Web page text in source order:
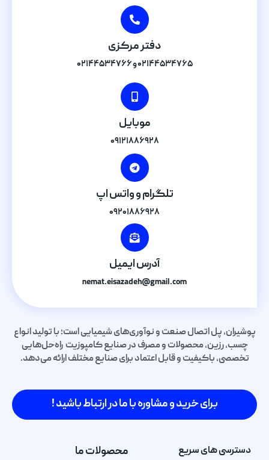
دفتر مرکزی
۰۲۱۴۴۵۳۴۷۶۵ و ۰۲۱۴۴۵۳۴۷۶۶
موبایل
۰۹۱۲۱۸۸۶۹۲۸
تلگرام و واتس اپ
۰۹۲۰۱۸۸۶۹۲۸
آدرس ایمیل
nemat.eisazadeh@gmail.com
پوشیران، پل اتصال صنعت و نوآوری‌های شیمیایی است؛ با تولید انواع
چسب، رزین، محصولات و مصرف در صنایع کامپوزیت راه‌حل‌هایی
تخصصی، باکیفیت و قابل اعتماد برای صنایع مختلف ارائه می‌دهد.
برای خرید و مشاوره با ما در ارتباط باشید !
دسترسی های سریع محصولات ما